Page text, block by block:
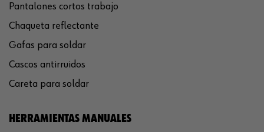
Pantalones cortos trabajo
Chaqueta reflectante
Gafas para soldar
Cascos antirruidos
Careta para soldar
HERRAMIENTAS MANUALES